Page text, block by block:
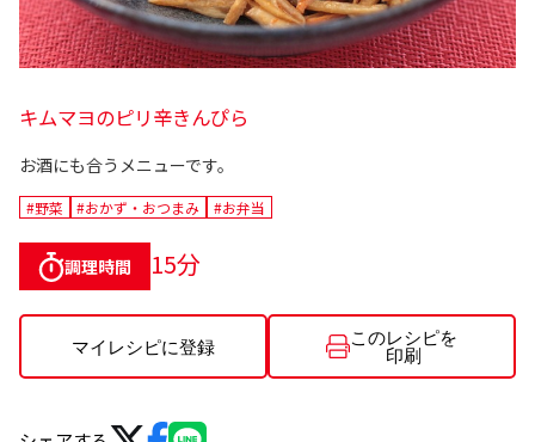
キムマヨのピリ辛きんぴら
お酒にも合うメニューです。
#野菜 #おかず・おつまみ #お弁当
調理時間 15分
マイレシピに登録
このレシピを
印刷